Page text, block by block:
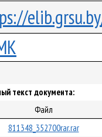
текст документа:
Файл
811348_352700rar.rar